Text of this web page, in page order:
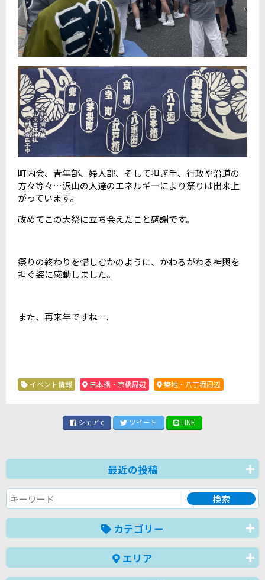
町内会、青年部、婦人部、そして担ぎ手、行政や沿道の
方々等々…沢山の人達のエネルギーにより祭りは出来上
がっています。
改めてこの大祭に立ち会えたこと感謝です。
祭りの終わりを惜しむかのように、かわるがわる神輿を
担ぐ姿に感動しました。
また、再来年ですね….
イベント情報 日本橋・京橋周辺 築地・八丁堀周辺
シェア 0 ツイート LINE
最近の投稿
カテゴリー
エリア